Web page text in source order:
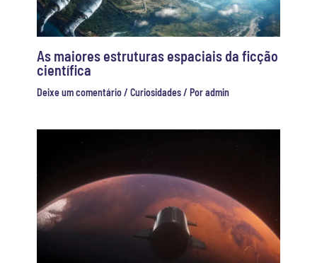
As maiores estruturas espaciais da ficção
científica
Deixe um comentário/ Curiosidades/ Poradmin